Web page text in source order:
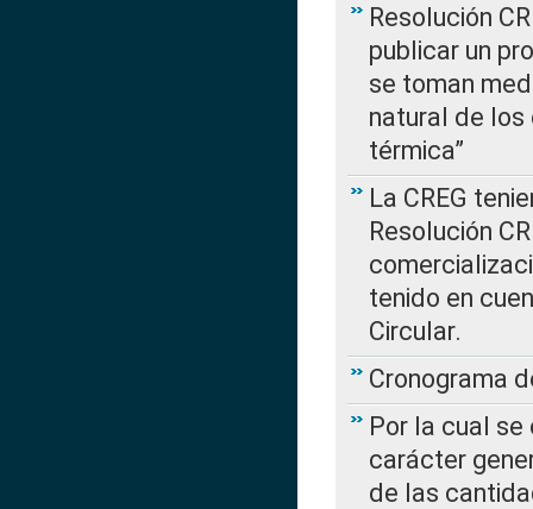
Resolución
publicar un
se toman
natural de los
térmica”
La CREG
Resolución
tenido en
Circular.
Cronograma
Por la cual
carácter
de las